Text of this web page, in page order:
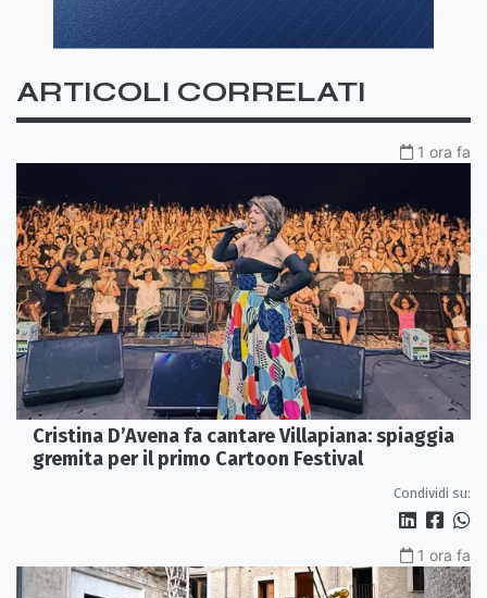
ARTICOLI CORRELATI
1 ora fa
Cristina D’Avena fa cantare Villapiana: spiaggia
gremita per il primo Cartoon Festival
Condividi su:
1 ora fa